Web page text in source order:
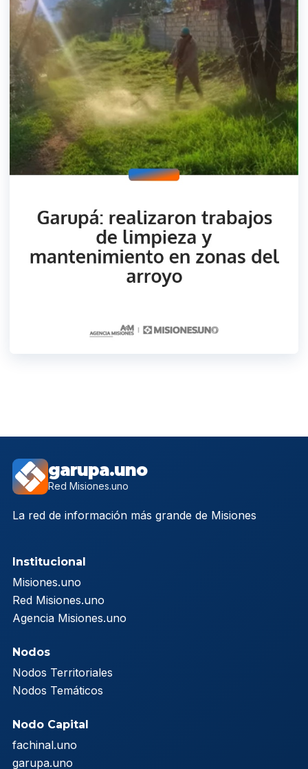
garupa.uno
Red Misiones.uno
La red de información más grande de Misiones
Institucional
Misiones.uno
Red Misiones.uno
Agencia Misiones.uno
Nodos
Nodos Territoriales
Nodos Temáticos
Nodo Capital
fachinal.uno
garupa.uno